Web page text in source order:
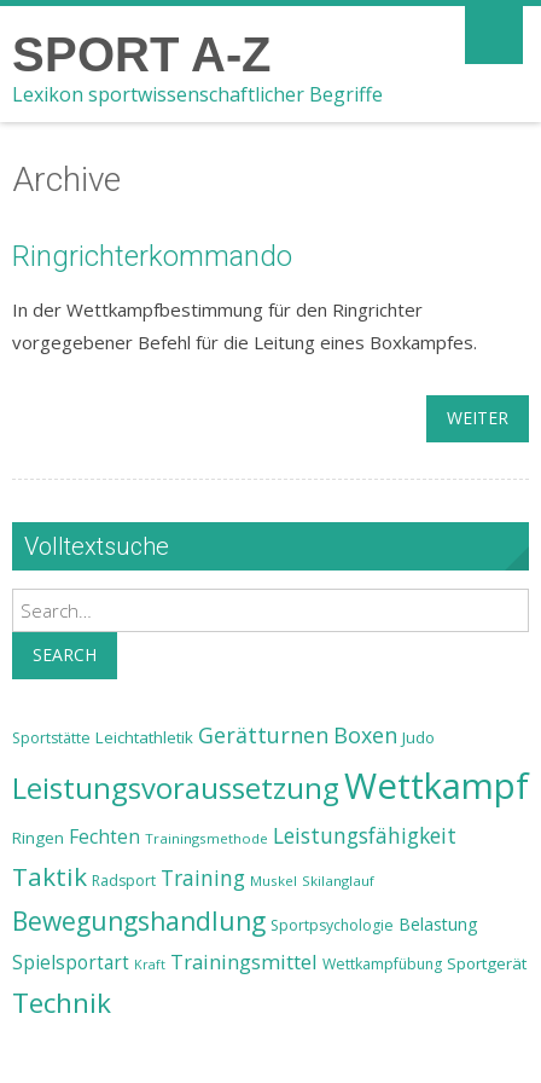
SPORT A-Z
Lexikon sportwissenschaftlicher Begriffe
Archive
Ringrichterkommando
In der Wettkampfbestimmung für den Ringrichter
vorgegebener Befehl für die Leitung eines Boxkampfes.
WEITER
Volltextsuche
Search
SEARCH
Sportstätte Leichtathletik Gerätturnen Boxen Judo
LeistungsvoraussetzungWettkampf
Ringen Fechten Trainingsmethode Leistungsfähigkeit
Taktik Radsport Training Muskel Skilanglauf
Bewegungshandlung Sportpsychologie Belastung
Spielsportart Kraft Trainingsmittel Wettkampfübung Sportgerät
Technik